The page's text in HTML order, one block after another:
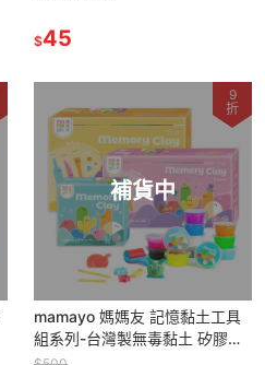
$45
補貨中
9
折
mamayo 媽媽友 記憶黏土工具
組系列-台灣製無毒黏土 矽膠黏
土 兒童黏土(4色/6色/12色)